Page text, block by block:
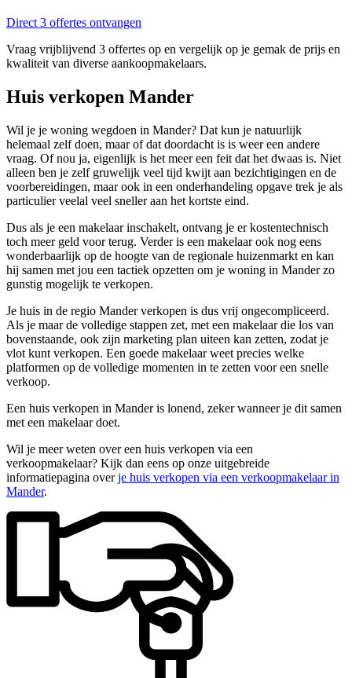
Direct 3 offertes ontvangen
Vraag vrijblijvend 3 offertes op en vergelijk op je gemak de prijs en
kwaliteit van diverse aankoopmakelaars.
Huis verkopen Mander
Wil je je woning wegdoen in Mander? Dat kun je natuurlijk
helemaal zelf doen, maar of dat doordacht is is weer een andere
vraag. Of nou ja, eigenlijk is het meer een feit dat het dwaas is. Niet
alleen ben je zelf gruwelijk veel tijd kwijt aan bezichtigingen en de
voorbereidingen, maar ook in een onderhandeling opgave trek je als
particulier veelal veel sneller aan het kortste eind.
Dus als je een makelaar inschakelt, ontvang je er kostentechnisch
toch meer geld voor terug. Verder is een makelaar ook nog eens
wonderbaarlijk op de hoogte van de regionale huizenmarkt en kan
hij samen met jou een tactiek opzetten om je woning in Mander zo
gunstig mogelijk te verkopen.
Je huis in de regio Mander verkopen is dus vrij ongecompliceerd.
Als je maar de volledige stappen zet, met een makelaar die los van
bovenstaande, ook zijn marketing plan uiteen kan zetten, zodat je
vlot kunt verkopen. Een goede makelaar weet precies welke
platformen op de volledige momenten in te zetten voor een snelle
verkoop.
Een huis verkopen in Mander is lonend, zeker wanneer je dit samen
met een makelaar doet.
Wil je meer weten over een huis verkopen via een
verkoopmakelaar? Kijk dan eens op onze uitgebreide
informatiepagina overje huis verkopen via een verkoopmakelaar in
Mander.